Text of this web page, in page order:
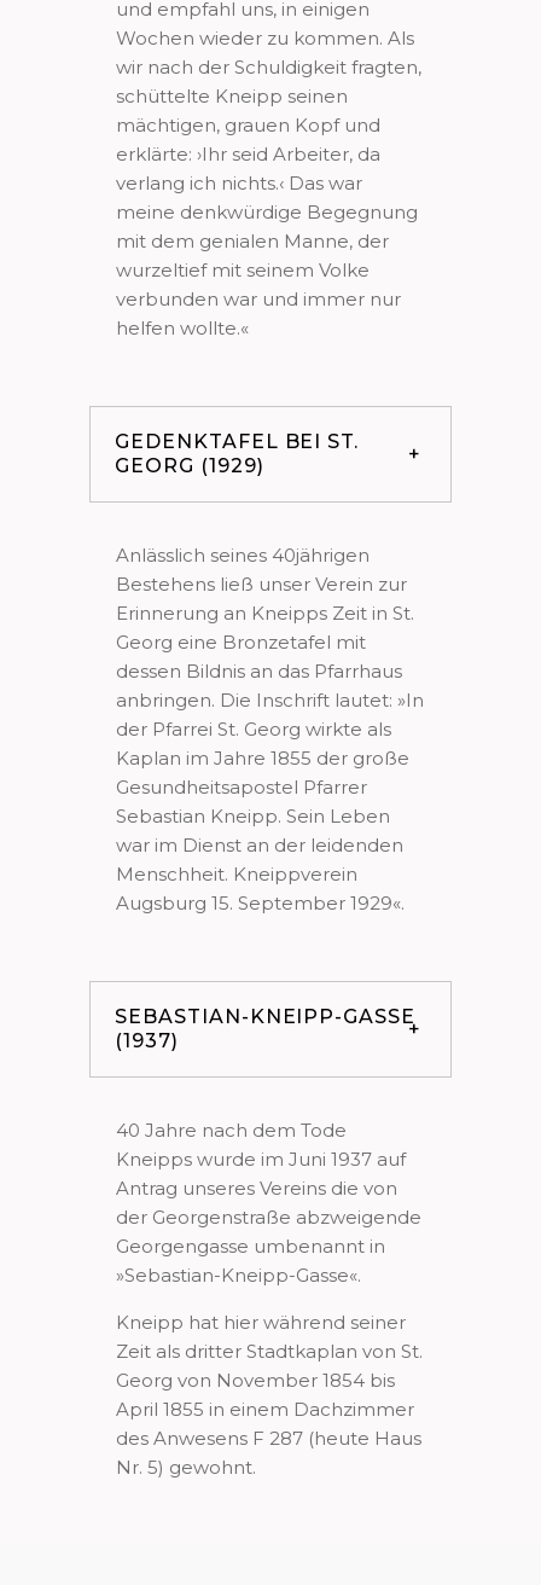
und empfahl uns, in einigen
Wochen wieder zu kommen. Als
wir nach der Schuldigkeit fragten,
schüttelte Kneipp seinen
mächtigen, grauen Kopf und
erklärte: ›Ihr seid Arbeiter, da
verlang ich nichts.‹ Das war
meine denkwürdige Begegnung
mit dem genialen Manne, der
wurzeltief mit seinem Volke
verbunden war und immer nur
helfen wollte.«
GEDENKTAFEL BEI ST.
GEORG (1929)
Anlässlich seines 40jährigen
Bestehens ließ unser Verein zur
Erinnerung an Kneipps Zeit in St.
Georg eine Bronzetafel mit
dessen Bildnis an das Pfarrhaus
anbringen. Die Inschrift lautet: »In
der Pfarrei St. Georg wirkte als
Kaplan im Jahre 1855 der große
Gesundheitsapostel Pfarrer
Sebastian Kneipp. Sein Leben
war im Dienst an der leidenden
Menschheit. Kneippverein
Augsburg 15. September 1929«.
SEBASTIAN-KNEIPP-GASSE
(1937)
40 Jahre nach dem Tode
Kneipps wurde im Juni 1937 auf
Antrag unseres Vereins die von
der Georgenstraße abzweigende
Georgengasse umbenannt in
»Sebastian-Kneipp-Gasse«.
Kneipp hat hier während seiner
Zeit als dritter Stadtkaplan von St.
Georg von November 1854 bis
April 1855 in einem Dachzimmer
des Anwesens F 287 (heute Haus
Nr. 5) gewohnt.